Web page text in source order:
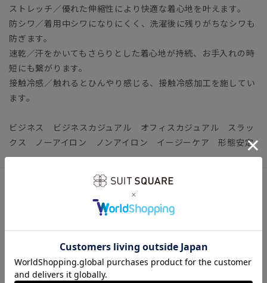
ストレッチ／優れた伸縮性により快適な着心地を叶えます。
防シワ／着用中シワになりにくく、洗濯後に残りがちなシワも
防ぎます。
速乾／汗をかいてもさらりとした着心地が持続、お手入れの時
短にも繋がります。
接触冷感／触れるとひんやり感じる、接触冷感加工を施してい
ます。
ビジネス ビジネスカジュアル オフィスカジュアル スラッ
クス ノーアイロン ノンアイロン イージーケア 形態安定
【仕様】ノータック／テーパード
【裾】シングル仕上げ（裾上げ済み：裾上げは受付対象外とな
【モデル】RS07
※モデルにより仕上がりサイズが異なります。下記のサイズ詳